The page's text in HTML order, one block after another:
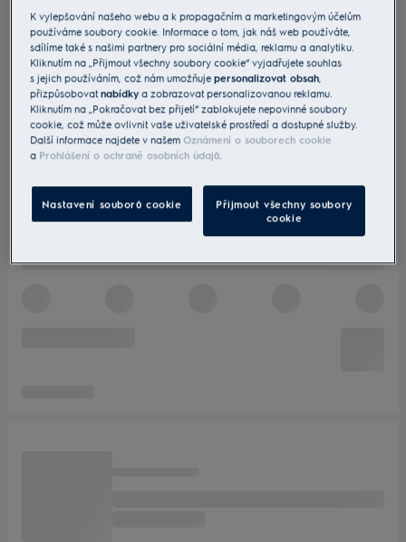
K vylepšování našeho webu a k propagačním a marketingovým účelům
používáme soubory cookie. Informace o tom, jak náš web používáte,
sdílíme také s našimi partnery pro sociální média, reklamu a analytiku.
Kliknutím na „Přijmout všechny soubory cookie“ vyjadřujete souhlas
s jejich používáním, což nám umožňujepersonalizovat obsah,
přizpůsobovatnabídky a zobrazovat personalizovanou reklamu.
Kliknutím na „Pokračovat bez přijetí“ zablokujete nepovinné soubory
cookie, což může ovlivnit vaše uživatelské prostředí a dostupné služby.
Další informace najdete v našemOznámení o souborech cookie
a Prohlášení o ochraně osobních údajů.
Nastavení souborů cookie
Přijmout všechny soubory
cookie